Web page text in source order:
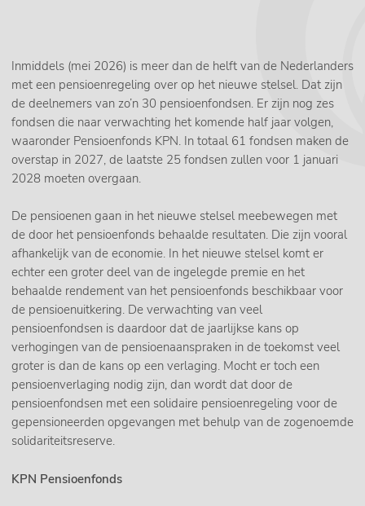
Inmiddels (mei 2026) is meer dan de helft van de Nederlanders
met een pensioenregeling over op het nieuwe stelsel. Dat zijn
de deelnemers van zo’n 30 pensioenfondsen. Er zijn nog zes
fondsen die naar verwachting het komende half jaar volgen,
waaronder Pensioenfonds KPN. In totaal 61 fondsen maken de
overstap in 2027, de laatste 25 fondsen zullen voor 1 januari
2028 moeten overgaan.
De pensioenen gaan in het nieuwe stelsel meebewegen met
de door het pensioenfonds behaalde resultaten. Die zijn vooral
afhankelijk van de economie. In het nieuwe stelsel komt er
echter een groter deel van de ingelegde premie en het
behaalde rendement van het pensioenfonds beschikbaar voor
de pensioenuitkering. De verwachting van veel
pensioenfondsen is daardoor dat de jaarlijkse kans op
verhogingen van de pensioenaanspraken in de toekomst veel
groter is dan de kans op een verlaging. Mocht er toch een
pensioenverlaging nodig zijn, dan wordt dat door de
pensioenfondsen met een solidaire pensioenregeling voor de
gepensioneerden opgevangen met behulp van de zogenoemde
solidariteitsreserve.
KPN Pensioenfonds